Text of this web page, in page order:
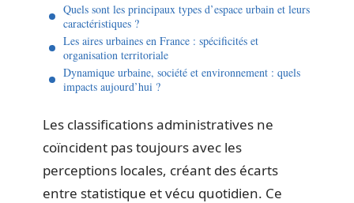
Quels sont les principaux types d’espace urbain et leurs
caractéristiques ?
Les aires urbaines en France : spécificités et
organisation territoriale
Dynamique urbaine, société et environnement : quels
impacts aujourd’hui ?
Les classifications administratives ne
coïncident pas toujours avec les
perceptions locales, créant des écarts
entre statistique et vécu quotidien. Ce